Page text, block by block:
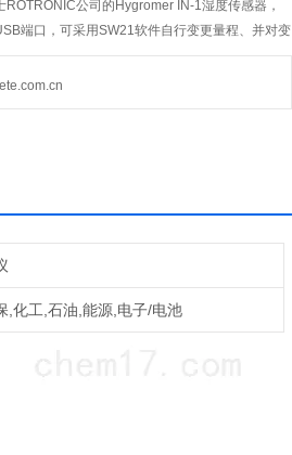
公司的Hygromer IN-1湿度传感器，
端口，可采用SW21软件自行变更量程、并对变
,化工,石油,能源,电子/电池